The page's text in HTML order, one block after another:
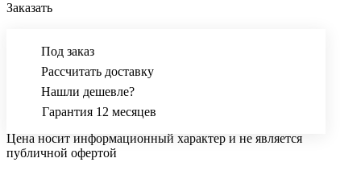
Заказать
Под заказ
Рассчитать доставку
Нашли дешевле?
Гарантия 12 месяцев
Цена носит информационный характер и не является
публичной офертой